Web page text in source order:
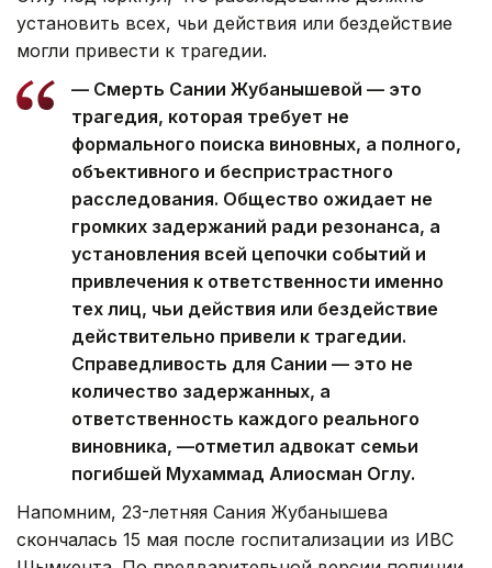
установить всех, чьи действия или бездействие
могли привести к трагедии.
— Смерть Сании Жубанышевой — это
трагедия, которая требует не
формального поиска виновных, а полного,
объективного и беспристрастного
расследования. Общество ожидает не
громких задержаний ради резонанса, а
установления всей цепочки событий и
привлечения к ответственности именно
тех лиц, чьи действия или бездействие
действительно привели к трагедии.
Справедливость для Сании — это не
количество задержанных, а
ответственность каждого реального
виновника, —отметил адвокат семьи
погибшей Мухаммад Алиосман Оглу.
Напомним, 23-летняя Сания Жубанышева
скончалась 15 мая после госпитализации из ИВС